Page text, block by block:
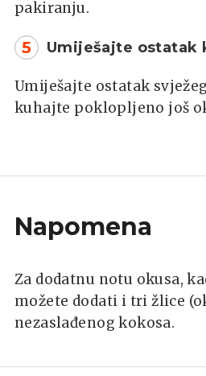
pakiranju.
5 Umiješajte ostatak
Umiješajte ostatak
kuhajte poklopljeno još
Napomena
Za dodatnu notu okusa,
možete dodati i tri žlice
nezaslađenog kokosa.